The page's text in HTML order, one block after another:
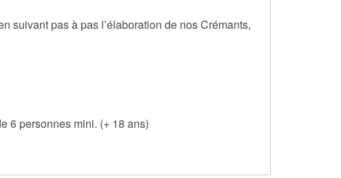
suivant pas à pas l’élaboration de nos Crémants,
6 personnes mini. (+ 18 ans)